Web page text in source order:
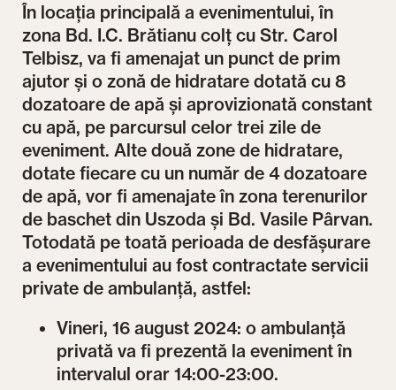
În locația principală a evenimentului, în
zona Bd. I.C. Brătianu colț cu Str. Carol
Telbisz, va fi amenajat un punct de prim
ajutor și o zonă de hidratare dotată cu 8
dozatoare de apă și aprovizionată constant
cu apă, pe parcursul celor trei zile de
eveniment. Alte două zone de hidratare,
dotate fiecare cu un număr de 4 dozatoare
de apă, vor fi amenajate în zona terenurilor
de baschet din Uszoda și Bd. Vasile Pârvan.
Totodată pe toată perioada de desfășurare
a evenimentului au fost contractate servicii
private de ambulanță, astfel:
Vineri, 16 august 2024: o ambulanță
privată va fi prezentă la eveniment în
intervalul orar 14:00-23:00.